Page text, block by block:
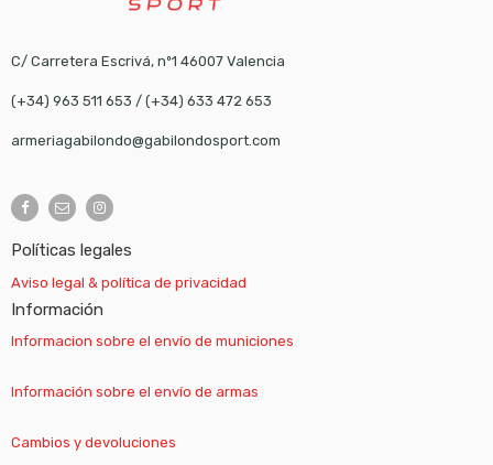
C/ Carretera Escrivá, nº1 46007 Valencia
(+34) 963 511 653 / (+34) 633 472 653
armeriagabilondo@gabilondosport.com
Políticas legales
Aviso legal & política de privacidad
Información
Informacion sobre el envío de municiones
Información sobre el envío de armas
Cambios y devoluciones